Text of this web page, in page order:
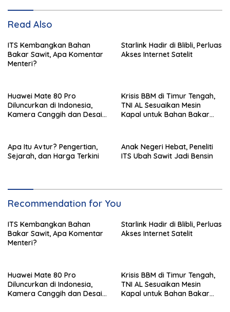
Read Also
ITS Kembangkan Bahan
Bakar Sawit, Apa Komentar
Menteri?
Starlink Hadir di Blibli, Perluas
Akses Internet Satelit
Huawei Mate 80 Pro
Diluncurkan di Indonesia,
Kamera Canggih dan Desain
Krisis BBM di Timur Tengah,
TNI AL Sesuaikan Mesin
Kapal untuk Bahan Bakar
Apa Itu Avtur? Pengertian,
Sejarah, dan Harga Terkini
Anak Negeri Hebat, Peneliti
ITS Ubah Sawit Jadi Bensin
Recommendation for You
ITS Kembangkan Bahan
Bakar Sawit, Apa Komentar
Menteri?
Starlink Hadir di Blibli, Perluas
Akses Internet Satelit
Huawei Mate 80 Pro
Diluncurkan di Indonesia,
Kamera Canggih dan Desain
Krisis BBM di Timur Tengah,
TNI AL Sesuaikan Mesin
Kapal untuk Bahan Bakar